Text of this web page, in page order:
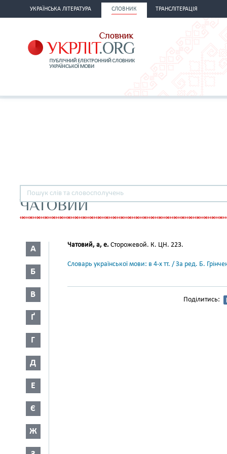
УКРАЇНСЬКА ЛІТЕРАТУРА СЛОВНИК ТРАНСЛІТЕРАЦІЯ
ЧАТОВИЙ
А
Б
В
Ґ
Г
Д
Е
Є
Ж
Чатовий, а, е. Сторожевой. К. ЦН. 223.
Словарь української мови: в 4-х тт. / За ред. Б.
Поділитись: